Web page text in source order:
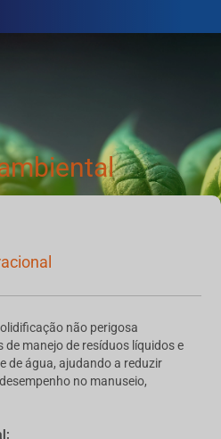
não perigosa
manejo de resíduos líquidos e
de água, ajudando a reduzir
no manuseio,